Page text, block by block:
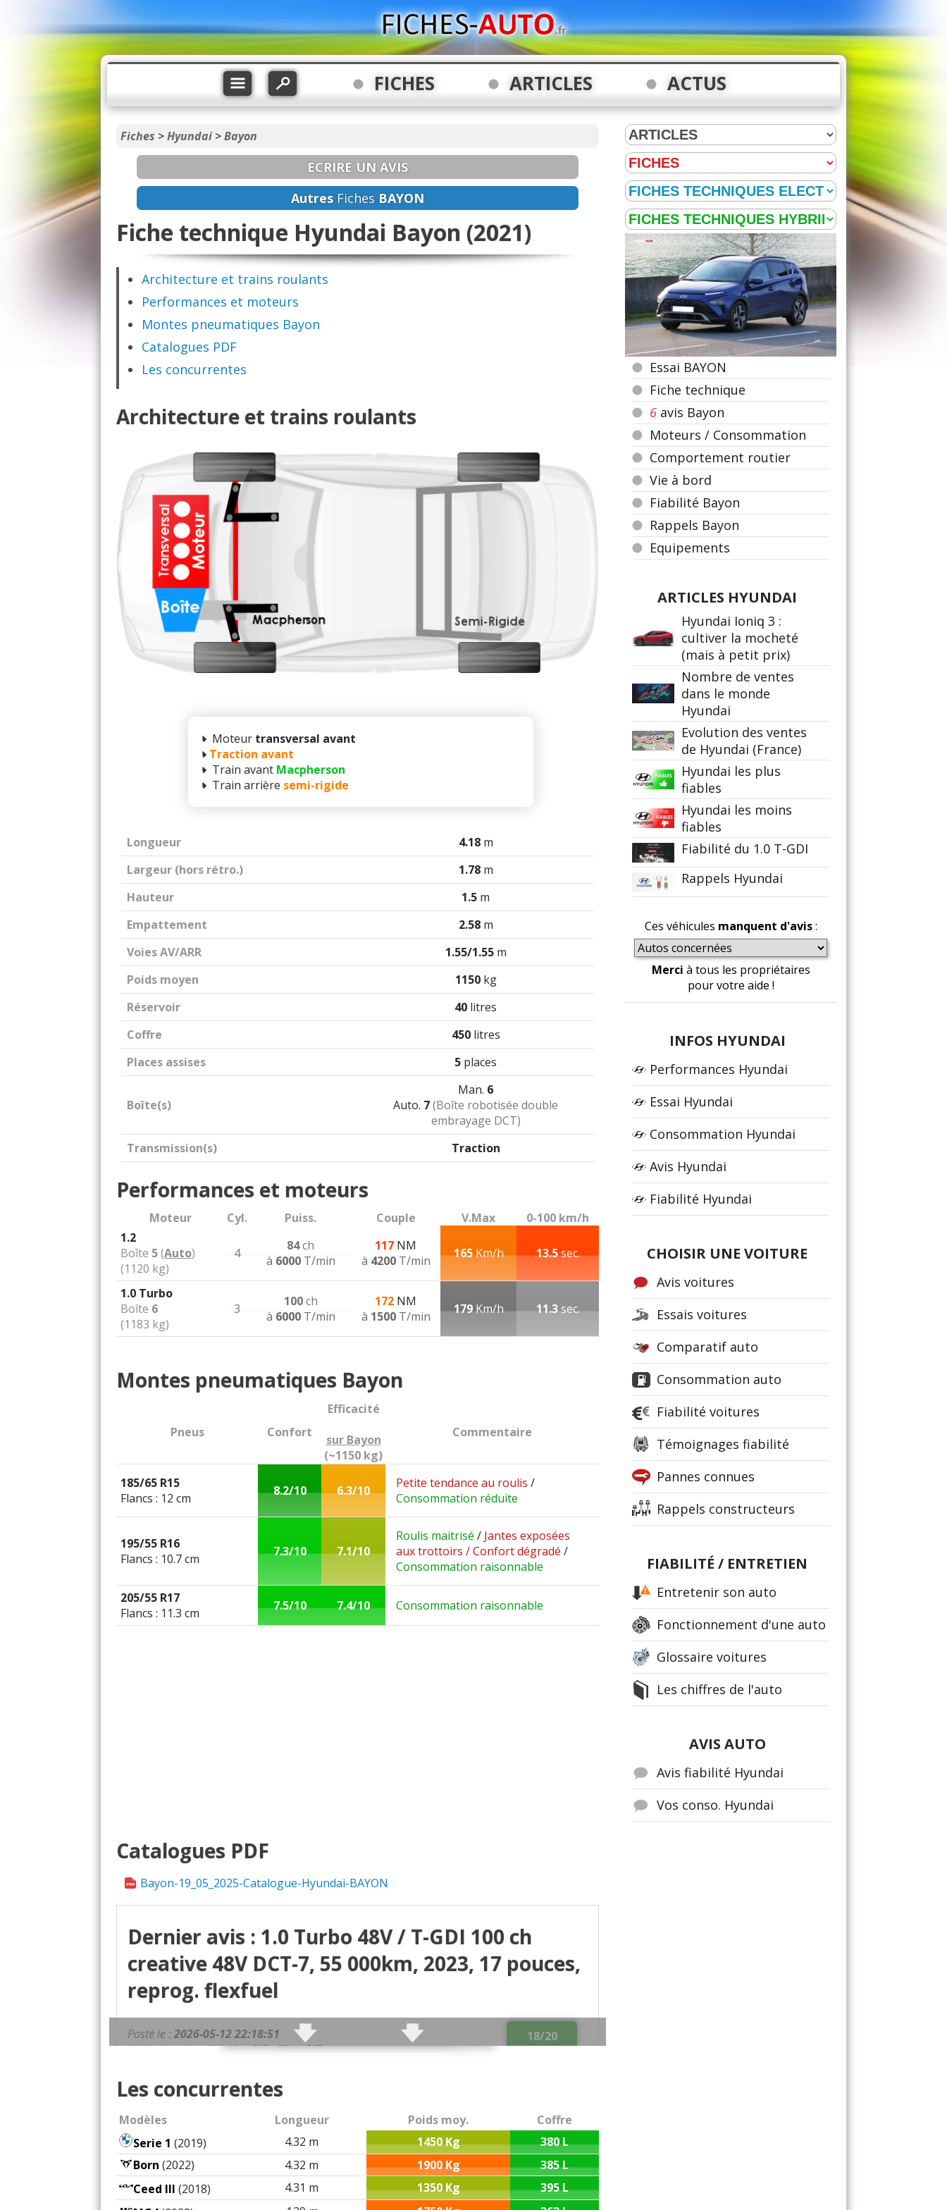
FICHES ARTICLES ACTUS
Fiches >Hyundai >Bayon
ECRIRE UN AVIS
Autres Fiches BAYON
Fiche technique Hyundai Bayon (2021)
Architecture et trains roulants
Performances et moteurs
Montes pneumatiques Bayon
Catalogues PDF
Les concurrentes
Architecture et trains roulants
Moteur transversal avant
Traction avant
Train avant Macpherson
Train arrière semi-rigide
Longueur 4.18m
Largeur (hors rétro.)
1.78m
Hauteur
1.5 m
Empattement
2.58m
Voies AV/ARR
1.55/1.55m
Poids moyen
1150kg
Réservoir
40 litres
Coffre
450litres
Places assises
5 places
Boîte(s)
Man. 6
Auto. 7(Boîte robotisée double
embrayage DCT)
Transmission(s)
Traction
Performances et moteurs
Moteur Cyl. Puiss. Couple V.Max
0-100 km/h
1.2
Boîte 5(Auto)
(1120 kg)
4 84ch
à 6000T/min
117 NM
à 4200T/min 165Km/h 13.5sec.
1.0 Turbo
Boîte 6
(1183 kg)
3 100ch
à 6000T/min
172 NM
à 1500T/min 179Km/h 11.3sec.
Montes pneumatiques Bayon
Pneus Confort
Efficacité
sur Bayon
(~1150 kg)
Commentaire
185/65 R15
Flancs : 12 cm
8.2/10 6.3/10 Petite tendance au roulis /
Consommation réduite
195/55 R16
Flancs : 10.7 cm
7.3/10 7.1/10
Roulis maitrisé / Jantes exposées
aux trottoirs / Confort dégradé /
Consommation raisonnable
205/55 R17
Flancs : 11.3 cm
7.5/10 7.4/10 Consommation raisonnable
Catalogues PDF
Bayon-19_05_2025-Catalogue-Hyundai-BAYON
Dernier avis : 1.0 Turbo 48V / T-GDI 100 ch
creative 48V DCT-7, 55 000km, 2023, 17 pouces,
reprog. flexfuel
18/20
Posté le : 2026-05-12 22:18:51
Utilisation du véhicule :1/3 ville - 2/3 route
Qualités :- quand on la connaît bien consommation raisonnable (version 48V)
- position de conduite sympa
- agile pour le gabarit
Défauts :- quelques hésitations de la boîte de vitesse automatique en ville
- Bougies d’allumage constructeur (NGK SILKR8J8GS) uniquement disponible chez
Hyundai : 45€TTC/pièce
Les concurrentes
Modèles Longueur Poids moy.
Coffre
Serie 1 (2019) 4.32 m 1450 Kg
380 L
Born (2022) 4.32 m 1900 Kg
385 L
Ceed III (2018) 4.31 m 1350 Kg
395 L
Essai BAYON
Fiche technique
6 avis Bayon
Moteurs / Consommation
Comportement routier
Vie à bord
Fiabilité Bayon
Rappels Bayon
Equipements
ARTICLES HYUNDAI
Hyundai Ioniq 3 :
cultiver la mocheté
(mais à petit prix)
Nombre de ventes
dans le monde
Hyundai
Evolution des ventes
de Hyundai (France)
Hyundai les plus
fiables
Hyundai les moins
fiables
Fiabilité du 1.0 T-GDI
Rappels Hyundai
Ces véhicules manquent d'avis:
Merci à tous les propriétaires
pour votre aide !
INFOS HYUNDAI
Performances Hyundai
Essai Hyundai
Consommation Hyundai
Avis Hyundai
Fiabilité Hyundai
CHOISIR UNE VOITURE
Avis voitures
Essais voitures
Comparatif auto
Consommation auto
Fiabilité voitures
Témoignages fiabilité
Pannes connues
Rappels constructeurs
FIABILITÉ / ENTRETIEN
Entretenir son auto
Fonctionnement d'une auto
Glossaire voitures
Les chiffres de l'auto
AVIS AUTO
Avis fiabilité Hyundai
Vos conso. Hyundai